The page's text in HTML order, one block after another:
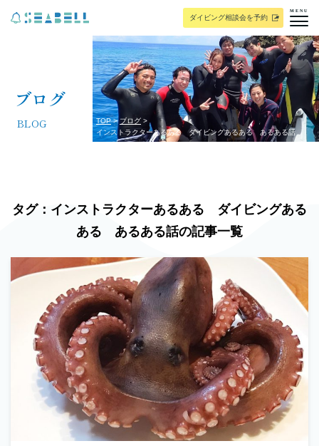
ダイビング相談会を予約
MENU
ブログ
BLOG TOP
ブログ
インストラクターあるある ダイビングあるある あるある話
タグ：インストラクターあるある ダイビングある
ある あるある話の記事一覧